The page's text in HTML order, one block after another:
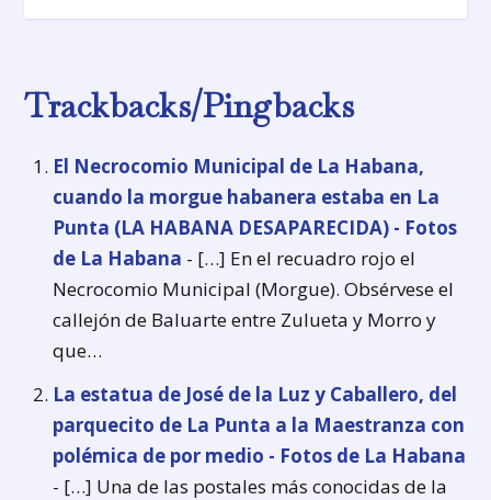
Trackbacks/Pingbacks
El Necrocomio Municipal de La Habana,
cuando la morgue habanera estaba en La
Punta (LA HABANA DESAPARECIDA) - Fotos
de La Habana - […] En el recuadro rojo el
Necrocomio Municipal (Morgue). Obsérvese el
callejón de Baluarte entre Zulueta y Morro y
que…
La estatua de José de la Luz y Caballero, del
parquecito de La Punta a la Maestranza con
polémica de por medio - Fotos de La Habana
- […] Una de las postales más conocidas de la